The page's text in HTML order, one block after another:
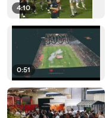
4:10
0:51